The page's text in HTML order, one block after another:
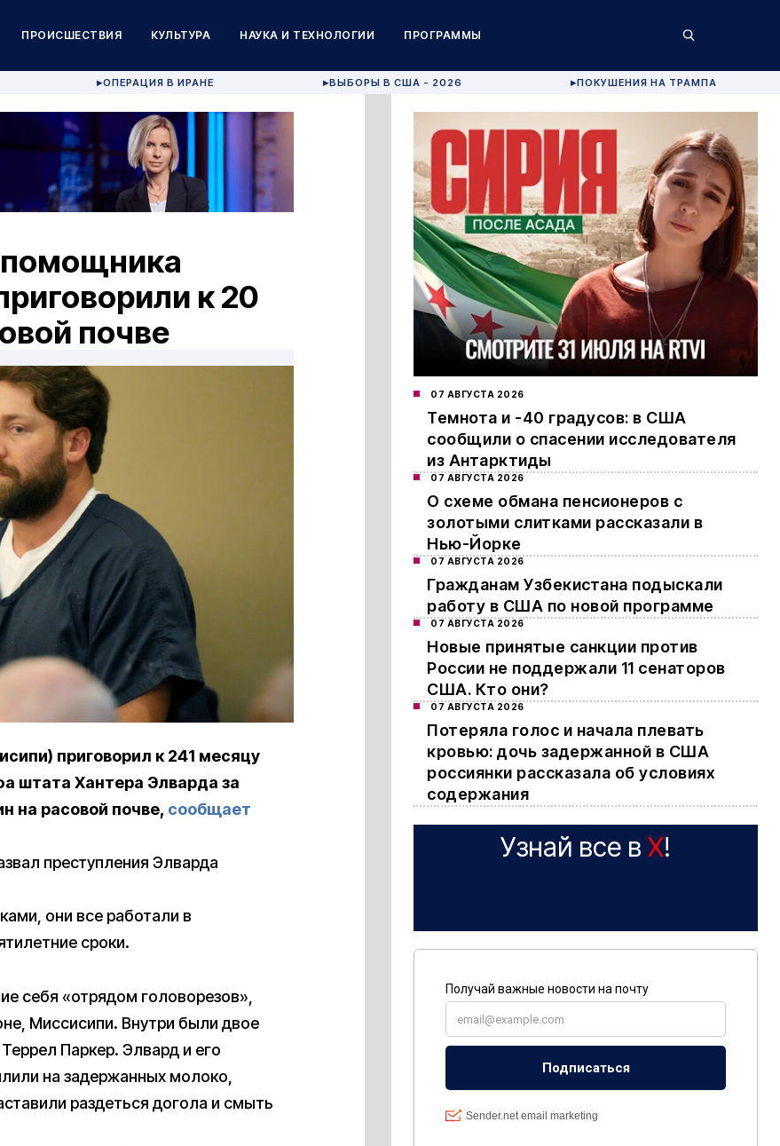
ПРОИСШЕСТВИЯ КУЛЬТУРА НАУКА И ТЕХНОЛОГИИ ПРОГРАММЫ
▶ОПЕРАЦИЯ В ИРАНЕ ▶ВЫБОРЫ В США - 2026 ▶ПОКУШЕНИЯ НА ТРАМПА
помощника
к 20
почве
приговорил к 241 месяцу
штата Хантера Элварда за
на расовой почве, сообщает
преступления Элварда
они все работали в
сроки.
себя «отрядом головорезов»,
Миссисипи. Внутри были двое
Паркер. Элвард и его
на задержанных молоко,
раздеться догола и смыть
07 АВГУСТА 2026
Темнота и -40 градусов: в США
сообщили о спасении исследователя
из Антарктиды
07 АВГУСТА 2026
О схеме обмана пенсионеров с
золотыми слитками рассказали в
Нью-Йорке
07 АВГУСТА 2026
Гражданам Узбекистана подыскали
работу в США по новой программе
07 АВГУСТА 2026
Новые принятые санкции против
России не поддержали 11 сенаторов
США. Кто они?
07 АВГУСТА 2026
Потеряла голос и начала плевать
кровью: дочь задержанной в США
россиянки рассказала об условиях
содержания
Узнай все в X!